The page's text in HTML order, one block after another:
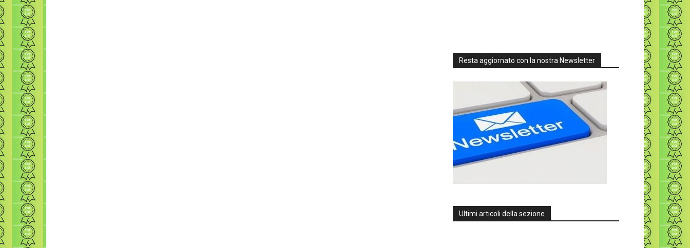
Resta aggiornato con la nostra Newsletter
Ultimi articoli della sezione